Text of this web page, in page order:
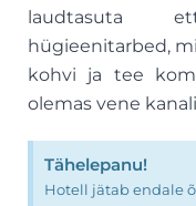
laudtasuta
hügieenitarbed,
kohvi ja tee
olemas vene
Tähelepanu!
Hotell jätab endale